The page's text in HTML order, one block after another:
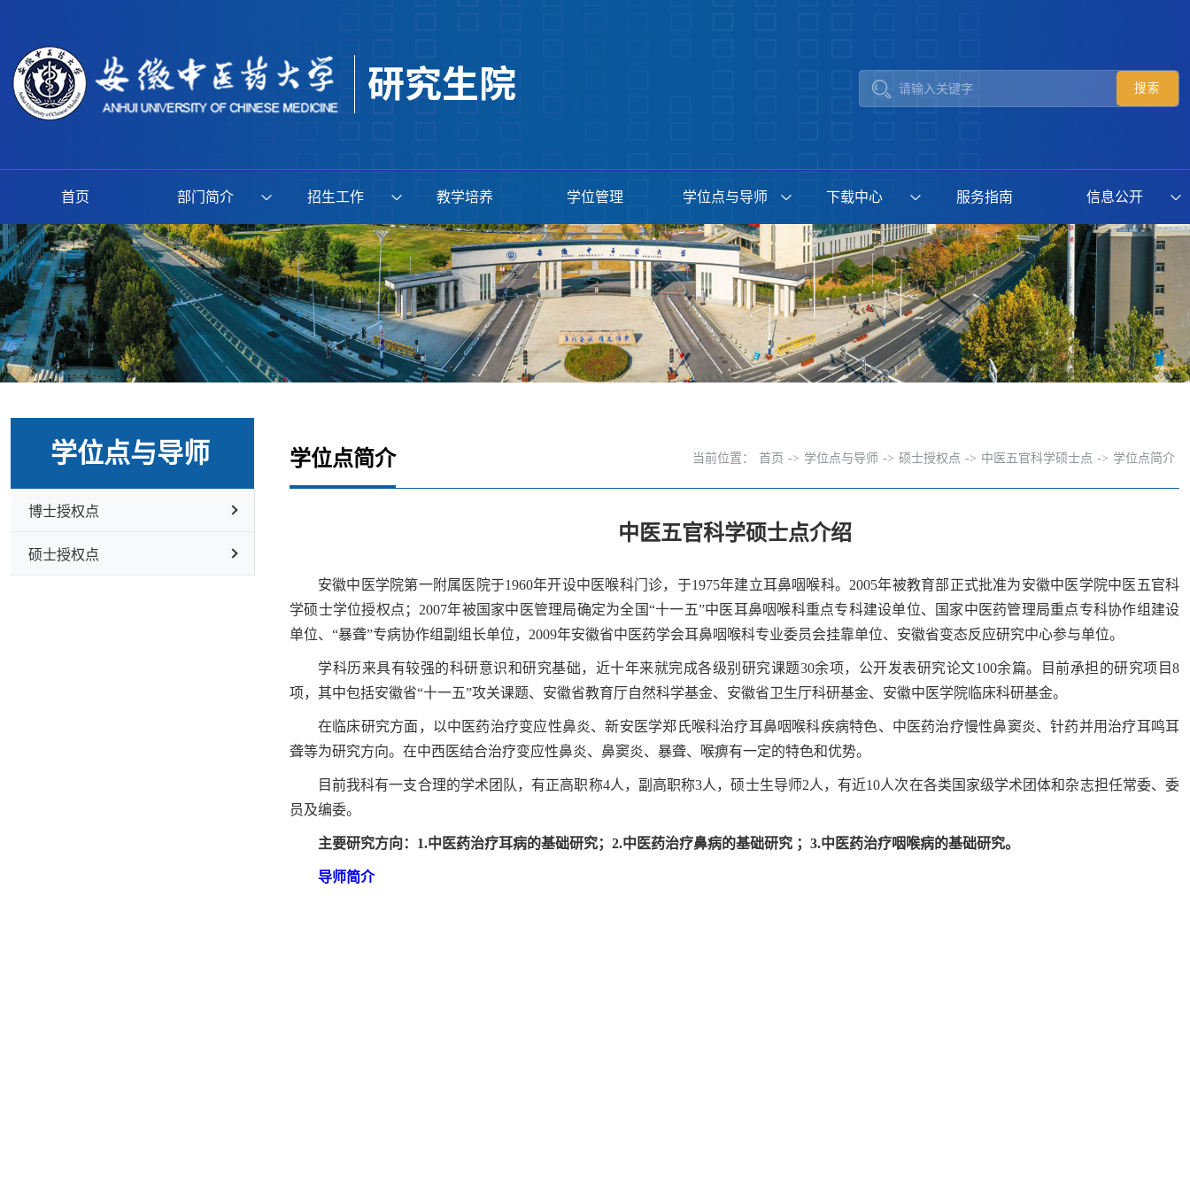
首页 部门简介 招生工作 教学培养 学位管理 学位点与导师 下载中心 服务指南 信息公开
学位点与导师
博士授权点
硕士授权点
学位点简介 当前位置： 首页 -> 学位点与导师 -> 硕士授权点 -> 中医五官科学硕士点 -> 学位点简介
中医五官科学硕士点介绍
安徽中医学院第一附属医院于1960年开设中医喉科门诊，于1975年建立耳鼻咽喉科。2005年被教育部正式批准为安徽中医学院中医五官科
学硕士学位授权点；2007年被国家中医管理局确定为全国“十一五”中医耳鼻咽喉科重点专科建设单位、国家中医药管理局重点专科协作组建设
单位、“暴聋”专病协作组副组长单位，2009年安徽省中医药学会耳鼻咽喉科专业委员会挂靠单位、安徽省变态反应研究中心参与单位。
学科历来具有较强的科研意识和研究基础，近十年来就完成各级别研究课题30余项，公开发表研究论文100余篇。目前承担的研究项目8
项，其中包括安徽省“十一五”攻关课题、安徽省教育厅自然科学基金、安徽省卫生厅科研基金、安徽中医学院临床科研基金。
在临床研究方面，以中医药治疗变应性鼻炎、新安医学郑氏喉科治疗耳鼻咽喉科疾病特色、中医药治疗慢性鼻窦炎、针药并用治疗耳鸣耳
聋等为研究方向。在中西医结合治疗变应性鼻炎、鼻窦炎、暴聋、喉痹有一定的特色和优势。
目前我科有一支合理的学术团队，有正高职称4人，副高职称3人，硕士生导师2人，有近10人次在各类国家级学术团体和杂志担任常委、委
员及编委。
主要研究方向：1.中医药治疗耳病的基础研究；2.中医药治疗鼻病的基础研究 ；3.中医药治疗咽喉病的基础研究。
导师简介